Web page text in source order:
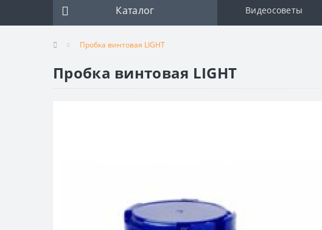
Каталог Видеосоветы
Пробка винтовая LIGHT
Пробка винтовая LIGHT